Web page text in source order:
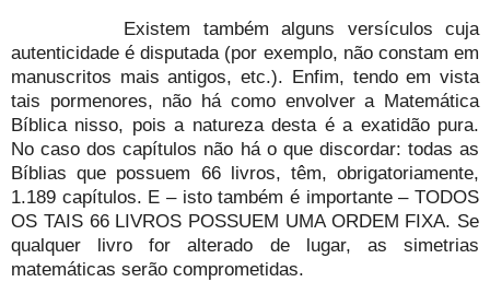
Existem também alguns versículos cuja
autenticidade é disputada (por exemplo, não constam em
manuscritos mais antigos, etc.). Enfim, tendo em vista
tais pormenores, não há como envolver a Matemática
Bíblica nisso, pois a natureza desta é a exatidão pura.
No caso dos capítulos não há o que discordar: todas as
Bíblias que possuem 66 livros, têm, obrigatoriamente,
1.189 capítulos. E – isto também é importante – TODOS
OS TAIS 66 LIVROS POSSUEM UMA ORDEM FIXA. Se
qualquer livro for alterado de lugar, as simetrias
matemáticas serão comprometidas.